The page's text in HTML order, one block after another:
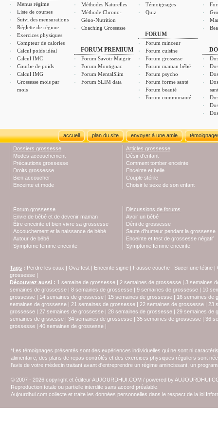
Menus régime
Liste de courses
Suivi des mensurations
Réglette de régime
Exercices physiques
Compteur de calories
Calcul poids idéal
Calcul IMC
Courbe de poids
Calcul IMG
Grossesse mois par
mois
Méthodes Naturelles
Méthode Chrono-
Géno-Nutrition
Coaching Grossesse
FORUM PREMIUM
Forum Savoir Maigrir
Forum Montignac
Forum MentalSlim
Forum SLIM data
Témoignages
Quiz
FORUM
Forum minceur
Forum cuisine
Forum grossesse
Forum maman bébé
Forum psycho
Forum forme santé
Forum beauté
Forum communauté
accueil plan du site envoyer à une amie
Dossiers grossesse
Modes accouchement
Précautions grossesse
Droits grossesse
Bien accoucher
Enceinte et mode
Articles grossesse
Désir d'enfant
Comment tomber enceinte
Enceinte et belle
Couple stérile
Choisir le sexe de son enfant
Forum grossesse
Envie de bébé et de devenir maman
Être enceinte et bien vivre sa grossesse
Accouchement et la naissance de bébé
Autour de bébé
Symptome femme enceinte
Discussions de forums
Avoir un bébé
Déni de grossesse
Saute d'humeur pendant la grossesse
Enceinte et test de grossesse négatif
Symptome femme enceinte
Tags : Perdre les eaux | Ova-test | Enceinte signe | Fausse couche | Sucer une tétine |
grossesse |
Découvrez aussi : 1 semaine de grossesse | 2 semaines de grossesse | 3 semaines
semaines de grossesse | 8 semaines de grossesse | 9 semaines de grossesse | 10
grossesse | 14 semaines de grossesse | 15 semaines de grossesse | 16 semaines de
semaines de grossesse | 21 semaines de grossesse | 22 semaines de grossesse | 23
grossesse | 27 semaines de grossesse | 28 semaines de grossesse | 29 semaines de
semaines de grssesse | 34 semaines de grossesse | 35 semaines de grossesse | 36
grossesse | 40 semaines de grossesse |
*Les témoignages présentés sont des expériences individuelles qui ne sont ni
alimentaire, des plans de repas contrôlés et des exercices physiques réguliers sont
l'avis de votre médecin traitant avant d'entreprendre un régime amincissant, un
© 2007 - 2026 copyright et éditeur AUJOURDHUI.COM / powered by
Reproduction totale ou partielle interdite sans accord préalable.
Aujourdhui.com collecte et traite les données personnelles dans le respect de la loi